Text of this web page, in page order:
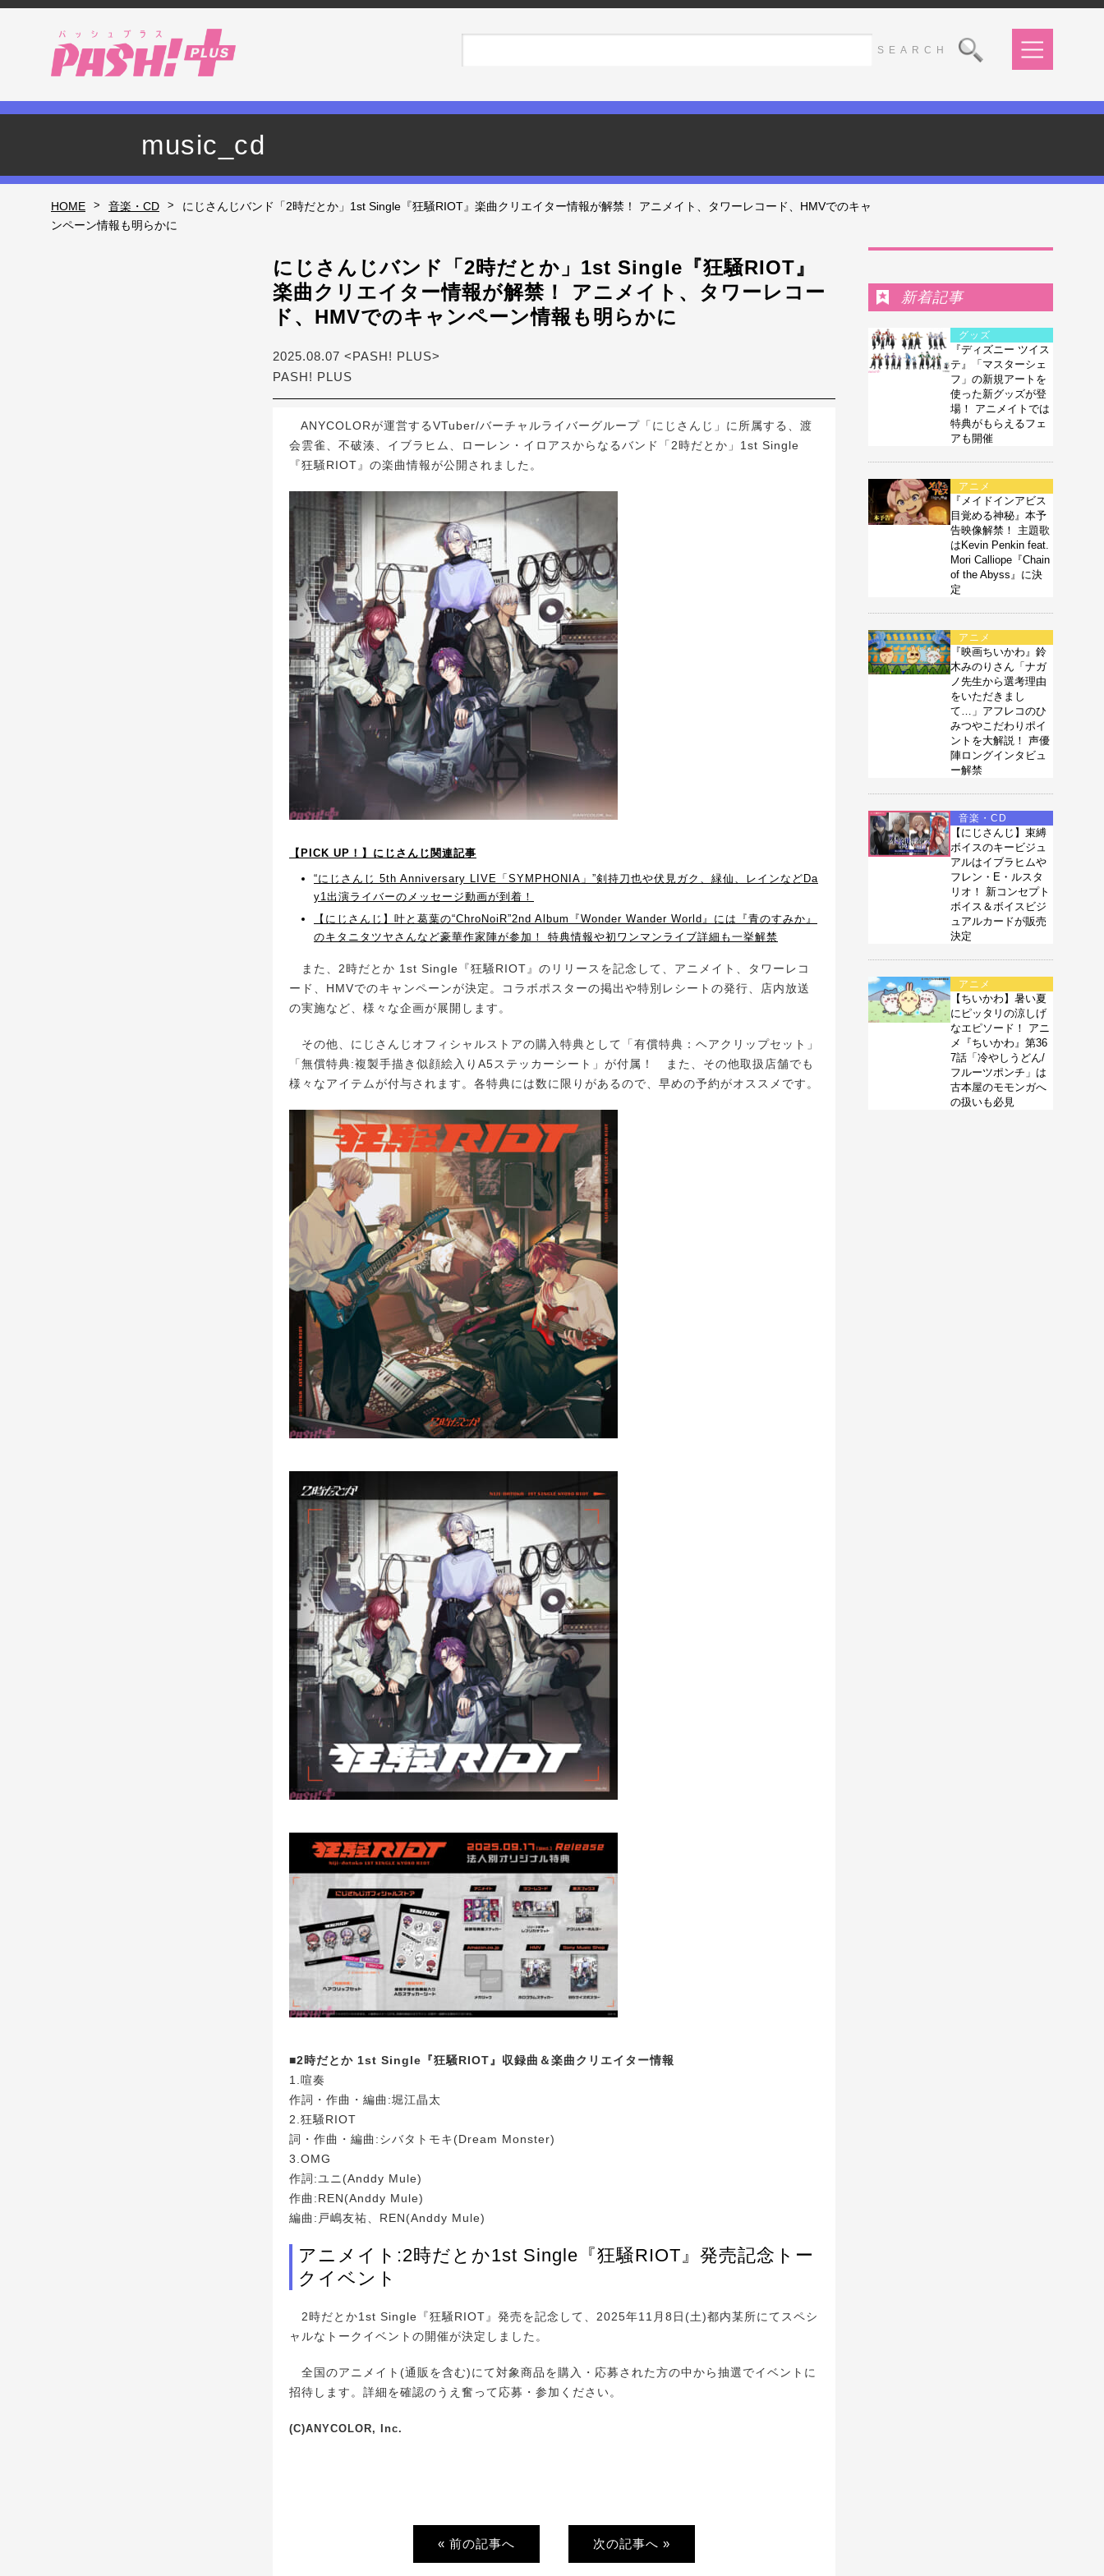
music_cd
HOME > 音楽・CD >
にじさんじバンド「2時だとか」1st Single『狂騒RIOT』楽曲クリエイター情報が解禁！ アニメイト、タワーレコード、HMVでのキャ
ンペーン情報も明らかに
にじさんじバンド「2時だとか」1st Single『狂騒RIOT』
楽曲クリエイター情報が解禁！ アニメイト、タワーレコー
ド、HMVでのキャンペーン情報も明らかに
2025.08.07 <PASH! PLUS>
PASH! PLUS
ANYCOLORが運営するVTuber/バーチャルライバーグループ「にじさんじ」に所属する、渡
会雲雀、不破湊、イブラヒム、ローレン・イロアスからなるバンド「2時だとか」1st Single
『狂騒RIOT』の楽曲情報が公開されました。
【PICK UP！】にじさんじ関連記事
“にじさんじ 5th Anniversary LIVE「SYMPHONIA」”剣持刀也や伏見ガク、緑仙、レインなどDa
y1出演ライバーのメッセージ動画が到着！
【にじさんじ】叶と葛葉の“ChroNoiR”2nd Album『Wonder Wander World』には『青のすみか』
のキタニタツヤさんなど豪華作家陣が参加！ 特典情報や初ワンマンライブ詳細も一挙解禁
また、2時だとか 1st Single『狂騒RIOT』のリリースを記念して、アニメイト、タワーレコ
ード、HMVでのキャンペーンが決定。コラボポスターの掲出や特別レシートの発行、店内放送
の実施など、様々な企画が展開します。
その他、にじさんじオフィシャルストアの購入特典として「有償特典：ヘアクリップセット」
「無償特典:複製手描き似顔絵入りA5ステッカーシート」が付属！ また、その他取扱店舗でも
様々なアイテムが付与されます。各特典には数に限りがあるので、早めの予約がオススメです。
■2時だとか 1st Single『狂騒RIOT』収録曲＆楽曲クリエイター情報
1.喧奏
作詞・作曲・編曲:堀江晶太
2.狂騒RIOT
詞・作曲・編曲:シバタトモキ(Dream Monster)
3.OMG
作詞:ユニ(Anddy Mule)
作曲:REN(Anddy Mule)
編曲:戸嶋友祐、REN(Anddy Mule)
アニメイト:2時だとか1st Single『狂騒RIOT』発売記念トー
クイベント
2時だとか1st Single『狂騒RIOT』発売を記念して、2025年11月8日(土)都内某所にてスペシ
ャルなトークイベントの開催が決定しました。
全国のアニメイト(通販を含む)にて対象商品を購入・応募された方の中から抽選でイベントに
招待します。詳細を確認のうえ奮って応募・参加ください。
(C)ANYCOLOR, Inc.
« 前の記事へ 次の記事へ »
新着記事
グッズ
『ディズニー ツイス
テ』「マスターシェ
フ」の新規アートを
使った新グッズが登
場！ アニメイトでは
特典がもらえるフェ
アも開催
アニメ
『メイドインアビス
目覚める神秘』本予
告映像解禁！ 主題歌
はKevin Penkin feat.
Mori Calliope『Chain
of the Abyss』に決
定
アニメ
『映画ちいかわ』鈴
木みのりさん「ナガ
ノ先生から選考理由
をいただきまし
て…」アフレコのひ
みつやこだわりポイ
ントを大解説！ 声優
陣ロングインタビュ
ー解禁
音楽・CD
【にじさんじ】束縛
ボイスのキービジュ
アルはイブラヒムや
フレン・E・ルスタ
リオ！ 新コンセプト
ボイス＆ボイスビジ
ュアルカードが販売
決定
アニメ
【ちいかわ】暑い夏
にピッタリの涼しげ
なエピソード！ アニ
メ『ちいかわ』第36
7話「冷やしうどん/
フルーツポンチ」は
古本屋のモモンガへ
の扱いも必見